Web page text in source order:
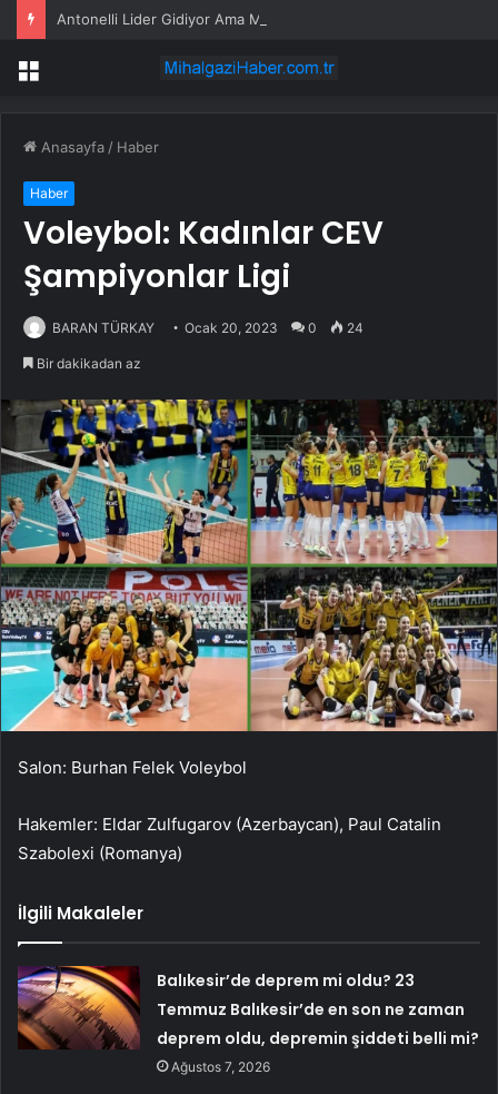
Antonelli Lider Gidiyor Ama Mercedes Rahat Değil
Menü
Anasayfa / Haber
Haber
Voleybol: Kadınlar CEV
Şampiyonlar Ligi
BARAN TÜRKAY Ocak 20, 2023 0 24
Bir dakikadan az
Salon: Burhan Felek Voleybol
Hakemler: Eldar Zulfugarov (Azerbaycan), Paul Catalin
Szabolexi (Romanya)
İlgili Makaleler
Balıkesir’de deprem mi oldu? 23
Temmuz Balıkesir’de en son ne zaman
deprem oldu, depremin şiddeti belli mi?
Ağustos 7, 2026